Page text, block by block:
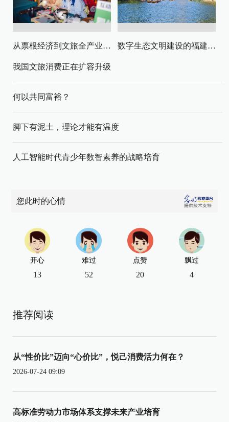
从票根经济到文旅全产业链升级 数字生态文明建设的福建路径与启示
我国文旅消费正在扩容升级
何以共同富裕？
脚下有泥土，理论才能有温度
人工智能时代青少年数智素养的战略培育
您此时的心情
开心
13
难过
52
点赞
20
飘过
4
推荐阅读
从“性价比”迈向“心价比”，悦己消费活力何在？
2026-07-24 09:09
高标准劳动力市场体系支撑未来产业培育